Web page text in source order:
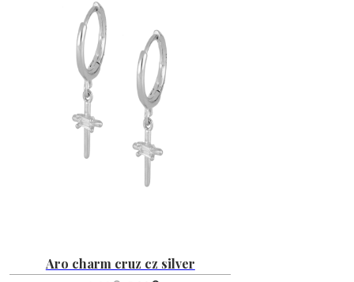
Aro charm cruz cz silver